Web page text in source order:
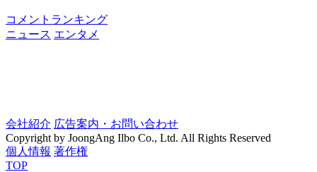
コメントランキング
ニュース エンタメ
会社紹介 広告案内・お問い合わせ
Copyright by JoongAng Ilbo Co., Ltd. All Rights Reserved
個人情報 著作権
TOP